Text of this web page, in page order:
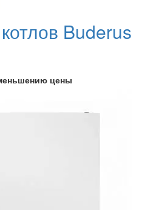
Buderus
цены